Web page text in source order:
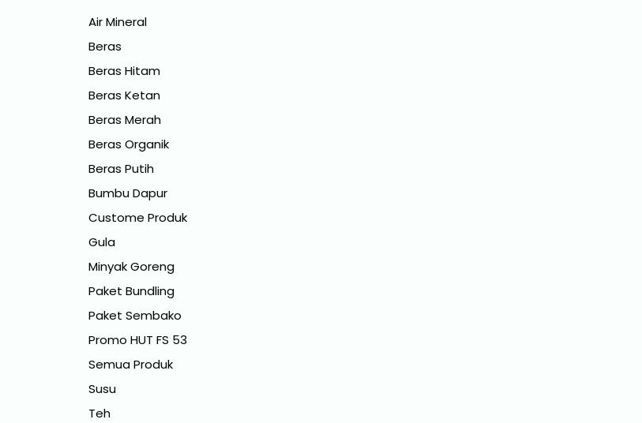
Air Mineral
Beras
Beras Hitam
Beras Ketan
Beras Merah
Beras Organik
Beras Putih
Bumbu Dapur
Custome Produk
Gula
Minyak Goreng
Paket Bundling
Paket Sembako
Promo HUT FS 53
Semua Produk
Susu
Teh